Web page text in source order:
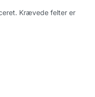
Krævede felter er